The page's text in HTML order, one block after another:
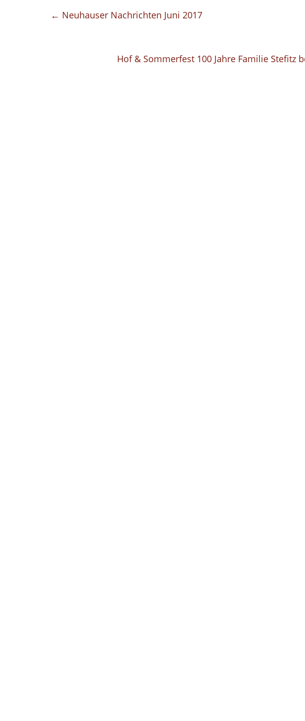
← Neuhauser Nachrichten Juni 2017
Hof & Sommerfest 100 Jahre Familie Stefitz